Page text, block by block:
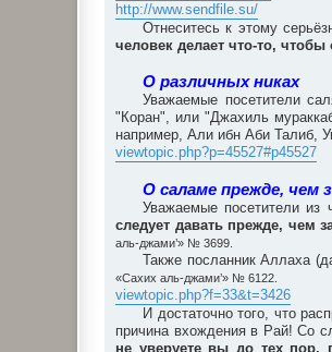
http://www.sendfile.su/
Отнеситесь к этому
человек делает что-то,
О различных никах
Уважаемые посетители
"Коран", или "Джахиль
например, Али ибн Аби Талиб,
viewtopic.php?p=45527#p45527
О саламе прежде, чем
Уважаемые посетители из
следует давать прежде, чем
аль-джами’» № 3699.
Также посланник Аллаха
«Сахих аль-джами’» № 6122.
viewtopic.php?f=33&t=3426
И достаточно того, что
причина вхождения в Рай! Со
не уверуете вы до тех пор,